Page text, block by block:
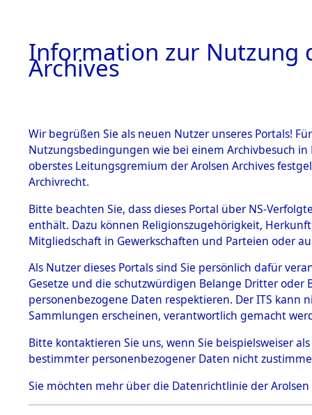
BESTÄNDE
1.
mente
5. Verschiedenes
5.3
Todesmärsche
5.3.1 Alliierte
Erhebungen
zu
Todesmärsch
en
5.3.2
0001
Information zur Nutzung
Archives
Wir begrüßen Sie als neuen Nutzer unseres Portals!
Nutzungsbedingungen wie bei einem Archivbesuch
oberstes Leitungsgremium der Arolsen Archives
Archivrecht.
Bitte beachten Sie, dass dieses Portal über NS-
enthält. Dazu können Religionszugehörigkeit,
Mitgliedschaft in Gewerkschaften und Parteien oder
Als Nutzer dieses Portals sind Sie persönlich dafür
Gesetze und die schutzwürdigen Belange Dritter
personenbezogene Daten respektieren. Der ITS
Sammlungen erscheinen, verantwortlich gemacht
Bitte kontaktieren Sie uns, wenn Sie beispielsweiser
bestimmter personenbezogener Daten nicht
Sie möchten mehr über die Datenrichtlinie der Arolsen